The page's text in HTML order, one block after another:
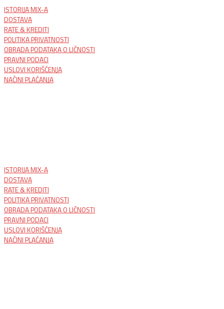
ISTORIJA MIX-A
DOSTAVA
RATE & KREDITI
POLITIKA PRIVATNOSTI
OBRADA PODATAKA O LIČNOSTI
PRAVNI PODACI
USLOVI KORIŠĆENJA
NAČINI PLAĆANJA
ISTORIJA MIX-A
DOSTAVA
RATE & KREDITI
POLITIKA PRIVATNOSTI
OBRADA PODATAKA O LIČNOSTI
PRAVNI PODACI
USLOVI KORIŠĆENJA
NAČINI PLAĆANJA